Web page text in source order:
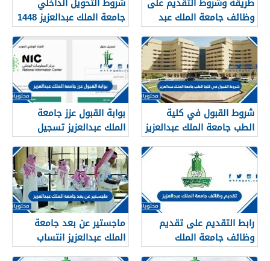
وظائف جامعة الملك عبد
العزيز 1448 / 2026
جامعة الملك عبدالعزيز 1448
شروط القبول في كلية
الطب جامعة الملك عبدالعزيز
1448
بوابة القبول عزز جامعة
الملك عبدالعزيز تسجيل
الدخول 1448
رابط التقديم على تقديم
وظائف جامعة الملك
عبدالعزيز 1447 / 2026
ماجستير عن بعد جامعة
الملك عبدالعزيز انتساب
1447